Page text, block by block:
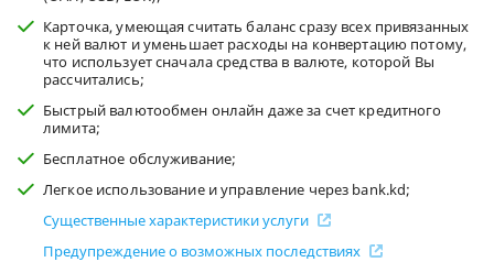
Карточка, умеющая считать баланс сразу всех привязанных
к ней валют и уменьшает расходы на конвертацию потому,
что использует сначала средства в валюте, которой Вы
рассчитались;
Быстрый валютообмен онлайн даже за счет кредитного
лимита;
Бесплатное обслуживание;
Легкое использование и управление через bank.kd;
Существенные характеристики услуги
Предупреждение о возможных последствиях